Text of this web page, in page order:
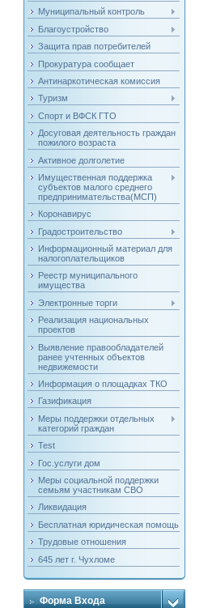
Муниципальный контроль
Благоустройство
Защита прав потребителей
Прокуратура сообщает
Антинаркотическая комиссия
Туризм
Спорт и ВФСК ГТО
Досуговая деятельность граждан
пожилого возраста
Активное долголетие
Имущественная поддержка
субъектов малого среднего
предпринимательства(МСП)
Коронавирус
Градостроительство
Информационный материал для
налогоплательщиков
Реестр муниципального
имущества
Электронные торги
Реализация национальных
проектов
Выявление правообладателей
ранее учтенных объектов
недвижемости
Информация о площадках ТКО
Газификация
Меры поддержки отдельных
категорий граждан
Test
Гос.услуги дом
Меры социальной поддержки
семьям участникам СВО
Ликвидация
Бесплатная юридическая помощь
Трудовые отношения
645 лет г. Чухломе
Форма Входа